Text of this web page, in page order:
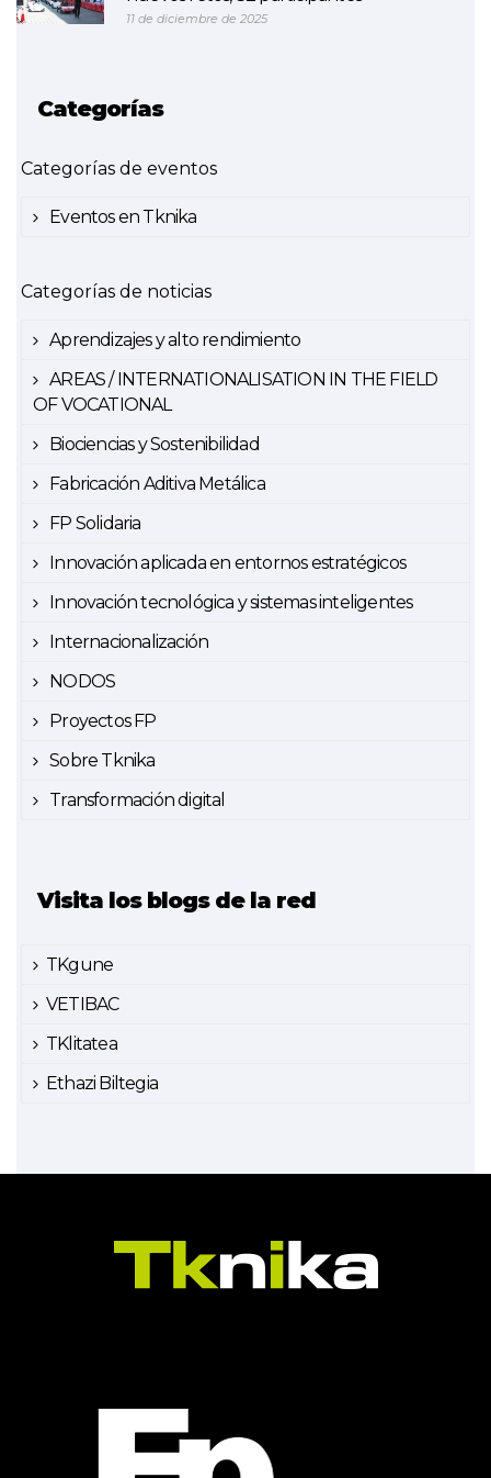
11 de diciembre de 2025
Categorías
Categorías de eventos
Eventos en Tknika
Categorías de noticias
Aprendizajes y alto rendimiento
AREAS / INTERNATIONALISATION IN THE FIELD
OF VOCATIONAL
Biociencias y Sostenibilidad
Fabricación Aditiva Metálica
FP Solidaria
Innovación aplicada en entornos estratégicos
Innovación tecnológica y sistemas inteligentes
Internacionalización
NODOS
Proyectos FP
Sobre Tknika
Transformación digital
Visita los blogs de la red
TKgune
VETIBAC
TKlitatea
Ethazi Biltegia